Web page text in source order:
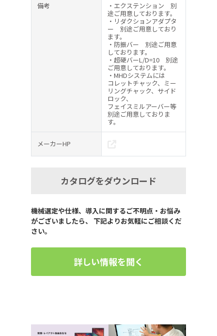
備考
・エクステンション 別
途ご用意しております。
・リダクションアダプタ
ー 別途ご用意しており
ます。
・防振バー 別途ご用意
しております。
・超硬バーL/D=10 別途
ご用意しております。
・MHDシステムには
コレットチャック、ミー
リングチャック、サイド
ロック、
フェイスミルアーバー等
別途ご用意しておりま
す。
メーカーHP
カタログをダウンロード
機械選定や仕様、導入に関するご不明点・お悩み
がございましたら、 下記よりお気軽にご相談くだ
さい。
詳しい情報を聞く